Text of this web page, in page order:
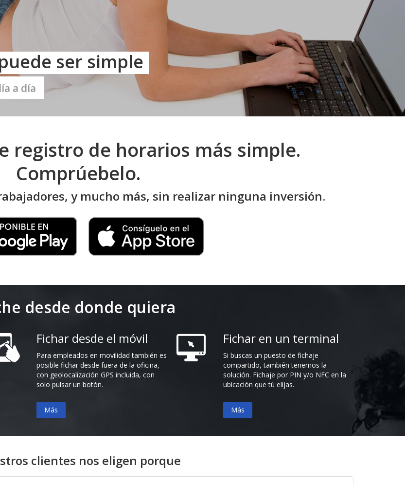
ser simple
a día
registro de horarios más simple.
Comprúebelo.
y mucho más, sin realizar ninguna inversión.
desde donde quiera
Fichar desde el móvil
Para empleados en movilidad también es
posible fichar desde fuera de la oficina,
con geolocalización GPS incluida, con
solo pulsar un botón.
Más
Fichar en un terminal
Si buscas un puesto de fichaje
compartido, también tenemos la
solución. Fichaje por PIN y/o NFC en la
ubicación que tú elijas.
Más
clientes nos eligen porque